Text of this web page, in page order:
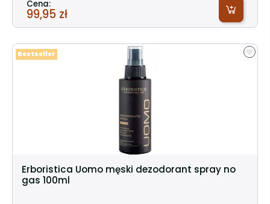
Cena:
99,95 zł
Erboristica Uomo męski dezodorant spray no
gas 100ml
Bestseller